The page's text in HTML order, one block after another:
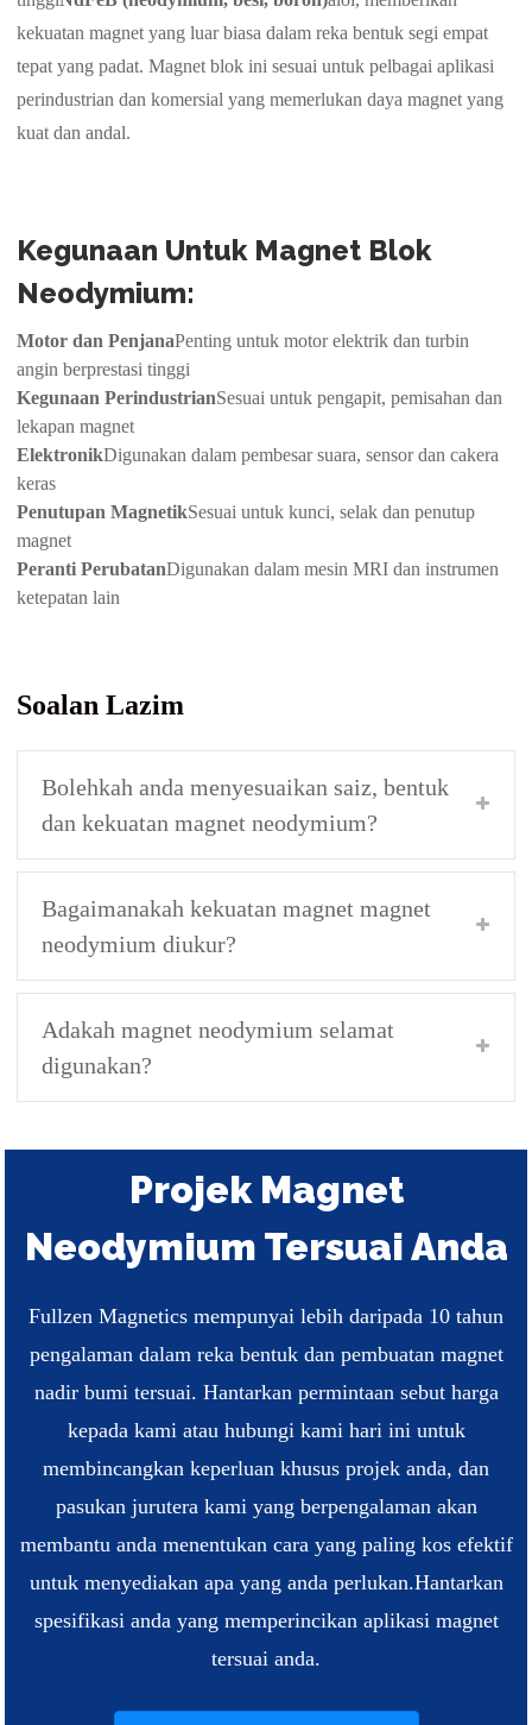
kekuatan magnet yang luar biasa dalam reka bentuk segi empat
tepat yang padat. Magnet blok ini sesuai untuk pelbagai aplikasi
perindustrian dan komersial yang memerlukan daya magnet yang
kuat dan andal.
Kegunaan Untuk Magnet Blok
Neodymium:
Motor dan PenjanaPenting untuk motor elektrik dan turbin
angin berprestasi tinggi
Kegunaan PerindustrianSesuai untuk pengapit, pemisahan dan
lekapan magnet
ElektronikDigunakan dalam pembesar suara, sensor dan cakera
keras
Penutupan MagnetikSesuai untuk kunci, selak dan penutup
magnet
Peranti PerubatanDigunakan dalam mesin MRI dan instrumen
ketepatan lain
Soalan Lazim
Bolehkah anda menyesuaikan saiz, bentuk
dan kekuatan magnet neodymium?
Bagaimanakah kekuatan magnet magnet
neodymium diukur?
Adakah magnet neodymium selamat
digunakan?
Projek Magnet
Neodymium Tersuai Anda
Fullzen Magnetics mempunyai lebih daripada 10 tahun
pengalaman dalam reka bentuk dan pembuatan magnet
nadir bumi tersuai. Hantarkan permintaan sebut harga
kepada kami atau hubungi kami hari ini untuk
membincangkan keperluan khusus projek anda, dan
pasukan jurutera kami yang berpengalaman akan
membantu anda menentukan cara yang paling kos efektif
untuk menyediakan apa yang anda perlukan.Hantarkan
spesifikasi anda yang memperincikan aplikasi magnet
tersuai anda.